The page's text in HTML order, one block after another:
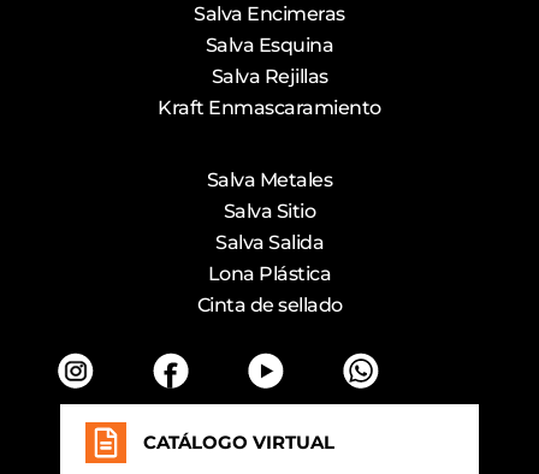
Salva Encimeras
Salva Esquina
Salva Rejillas
Kraft Enmascaramiento
Salva Metales
Salva Sitio
Salva Salida
Lona Plástica
Cinta de sellado
CATÁLOGO VIRTUAL